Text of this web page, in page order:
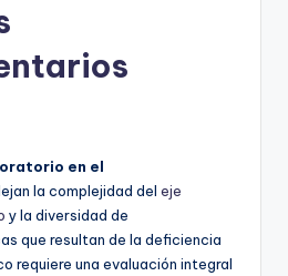
en el
la complejidad del eje
y la diversidad de
que resultan de la deficiencia
requiere una evaluación integral